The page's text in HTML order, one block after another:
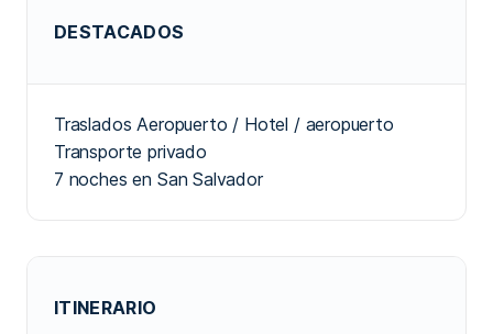
DESTACADOS
Traslados Aeropuerto / Hotel / aeropuerto
Transporte privado
7 noches en San Salvador
ITINERARIO